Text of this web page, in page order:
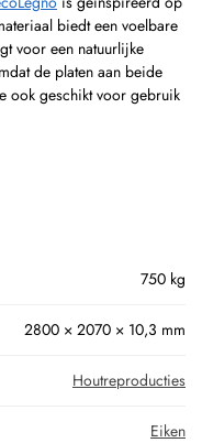
biedt een voelbare
voor een natuurlijke
de platen aan beide
ook geschikt voor gebruik
750 kg
2800 × 2070 × 10,3 mm
Houtreproducties
Eiken